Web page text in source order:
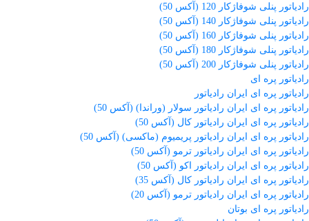
رادیاتور پنلی شوفاژکار 120 (آکس 50)
رادیاتور پنلی شوفاژکار 140 (آکس 50)
رادیاتور پنلی شوفاژکار 160 (آکس 50)
رادیاتور پنلی شوفاژکار 180 (آکس 50)
رادیاتور پنلی شوفاژکار 200 (آکس 50)
رادیاتور پره ای
رادیاتور پره ای ایران رادیاتور
رادیاتور پره ای ایران رادیاتور سولار (وراندا) (آکس 50)
رادیاتور پره ای ایران رادیاتور کال (آکس 50)
رادیاتور پره ای ایران رادیاتور پریمیوم (ماکسی) (آکس 50)
رادیاتور پره ای ایران رادیاتور ترمو (آکس 50)
رادیاتور پره ای ایران رادیاتور اکو (آکس 50)
رادیاتور پره ای ایران رادیاتور کال (آکس 35)
رادیاتور پره ای ایران رادیاتور ترمو (آکس 20)
رادیاتور پره ای بوتان